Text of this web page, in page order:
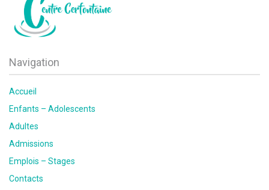
Navigation
Accueil
Enfants – Adolescents
Adultes
Admissions
Emplois – Stages
Contacts